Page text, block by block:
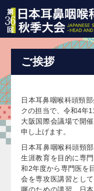
ご挨拶
日本耳鼻咽喉科頭頸
クの担当で、令和4年
大阪国際会議場で開
申し上げます。
日本耳鼻咽喉科頭頸
生涯教育を目的に専
和2年度から専門医を
会を専攻医講習とし